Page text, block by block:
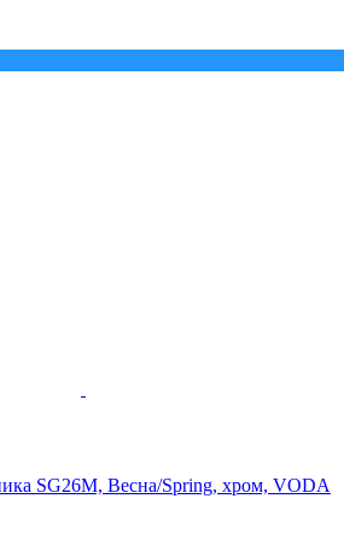
SG26M, Весна/Spring, хром, VODA